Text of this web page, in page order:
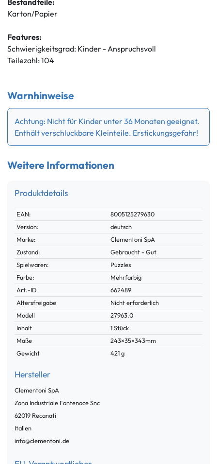
Bestandteile:
Karton/Papier
Features:
Schwierigkeitsgrad: Kinder - Anspruchsvoll
Teilezahl: 104
Warnhinweise
Achtung: Nicht für Kinder unter 36 Monaten geeignet.
Enthält verschluckbare Kleinteile. Erstickungsgefahr!
Weitere Informationen
Produktdetails
Technisches
Merkmal
Wert
EAN:
8005125279630
Version:
deutsch
Marke:
Clementoni SpA
Zustand:
Gebraucht - Gut
Spielwaren:
Puzzles
Farbe:
Mehrfarbig
Technisches
Merkmal
Wert
Art.-ID
662489
Altersfreigabe
Nicht erforderlich
Modell
27963.0
Inhalt
1 Stück
Maße
243×35×343mm
Gewicht
421 g
Hersteller
Clementoni SpA
Zona Industriale FontenoceSnc
62019 Recanati
Italien
info@clementoni.de